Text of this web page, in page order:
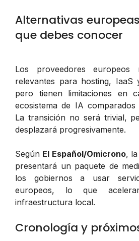
Alternativas
que debes conocer
Los proveedores europeos
relevantes para hosting, IaaS
pero tienen limitaciones en
ecosistema de IA
La transición no será trivial,
desplazará progresivamente.
Según El Español/Omicrono,
presentará un paquete de
los gobiernos a usar
europeos, lo que
infraestructura local.
Cronología y